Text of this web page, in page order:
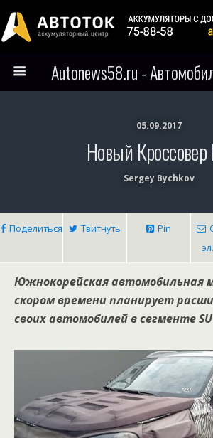
05.09.2017
Новый Кроссовер
Sergey Bychkov
Поделиться Твитнуть Pin
Южнокорейская автомобильная
скором времени планирует
своих автомобилей в сегменте